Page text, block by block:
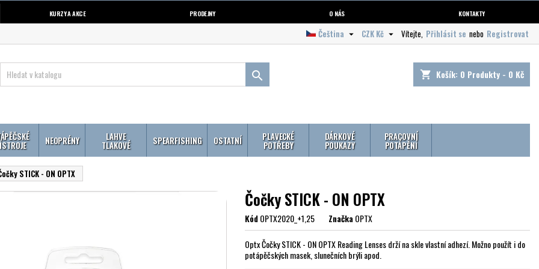
KURZY A AKCE PRODEJNY O NÁS KONTAKTY
Vítejte, Přihlásit se nebo Registrovat
CZK Kč 
Čeština 
shopping_cart Košík: 0 Produkty - 0 Kč

NEOPRÉNY LAHVE
TLAKOVÉ SPEARFISHING OSTATNÍ PLAVECKÉ
POTŘEBY
DÁRKOVÉ
POUKAZY
PRACOVNÍ
POTÁPĚNÍ
STICK - ON OPTX
Čočky STICK - ON OPTX
KódOPTX2020_+1,25 ZnačkaOPTX
Optx Čočky STICK - ON OPTX Reading Lenses drží na skle vlastní adhezí. Možno použít i do
potápěčských masek, slunečních brýli apod.